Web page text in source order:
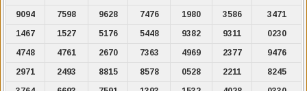
9094
7598 9628 7476 1980 3586
3471
1467
1527 5176 5448 9382 9311
0230
4748
4761 2670 7363 4969 2377
9476
2971
2493 8815 8578 0528 2211
8245